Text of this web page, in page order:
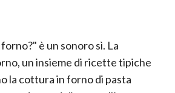
è un sonoro sì. La
un insieme di ricette tipiche
la cottura in forno di pasta